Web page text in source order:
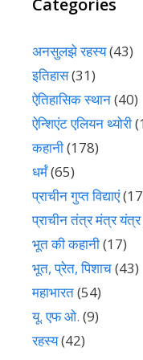
अनसुलझे रहस्य(43)
इतिहास(31)
ऐतिहासिक स्थान(40)
ऐन्शिएंट एलियन थ्योरी
कहानी(178)
धर्मं(65)
प्राचीन गुप्त विद्याएं
प्राचीन तंत्र मंत्र यंत्र
भूत की कहानी(17)
भूत, प्रेत, पिशाच(43)
महाभारत(54)
यू. एफ ओ. (9)
रहस्य(42)